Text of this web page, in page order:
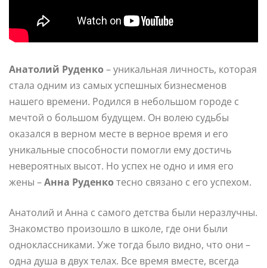
Анатолий Руденко – уникальная личность, которая
стала одним из самых успешных бизнесменов
нашего времени. Родился в небольшом городе с
мечтой о большом будущем. Он волею судьбы
оказался в верном месте в верное время и его
уникальные способности помогли ему достичь
невероятных высот. Но успех не одно и имя его
жены –Анна Руденко тесно связано с его успехом.
Анатолий и Анна с самого детства были неразлучны.
Знакомство произошло в школе, где они были
одноклассниками. Уже тогда было видно, что они –
одна душа в двух телах. Все время вместе, всегда